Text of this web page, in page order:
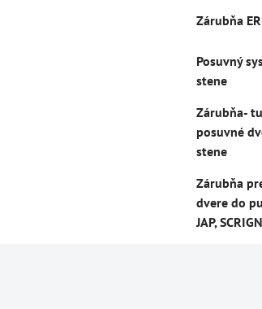
Zárubňa
Posuvný
stene
Zárubňa-
posuvné
stene
Zárubňa
dvere do
JAP,